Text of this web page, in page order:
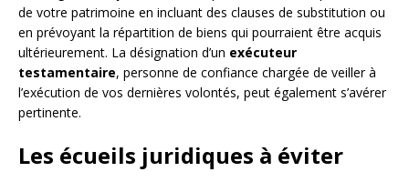
de votre patrimoine en incluant des clauses de substitution ou
en prévoyant la répartition de biens qui pourraient être acquis
ultérieurement. La désignation d’un exécuteur
testamentaire, personne de confiance chargée de veiller à
l’exécution de vos dernières volontés, peut également s’avérer
pertinente.
Les écueils juridiques à éviter